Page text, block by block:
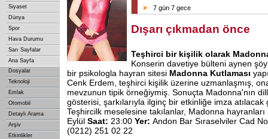
Siyaset
Dünya
Spor
Hava Durumu
Sarı Sayfalar
Ana Sayfa
Dosyalar
Teknoloji
Emlak
Otomobil
Detaylı Arama
Arşiv
Etkinlikler
7 gün 7 gece
Dışarı çıkmadan önce
Teşhirci bir kişilik olarak
Konserin davetiye bülteni aynen
bir psikologla hayran sitesi Madonna Kutlaması
Cenk Erdem, teşhirci kişilik üzerine uzmanlaşmış,
mevzunun tipik örneğiymiş. Sonuçta Madonna'nın
gösterisi, şarkılarıyla ilginç bir etkinliğe imza
Teşhircilk meselesine takılanlar, Madonna
Eylül Saat: 23:00 Yer: Andon Bar Sıraselviler Cad
(0212) 251 02 22